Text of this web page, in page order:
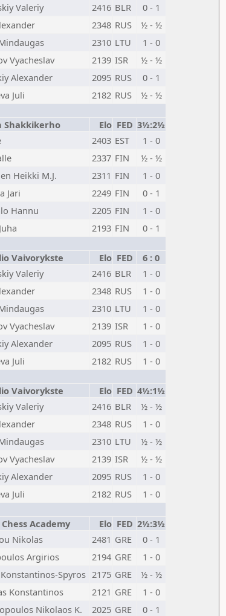
Valeriy 2416 BLR
0 - 1
2348 RUS
½ - ½
2310 LTU
1 - 0
Vyacheslav 2139 ISR
½ - ½
Alexander 2095 RUS
0 - 1
Juli 2182 RUS
½ - ½
Shakkikerho Elo FED 3½:2½
2403 EST
1 - 0
2337 FIN
½ - ½
Heikki M.J. 2311 FIN
1 - 0
Jari 2249 FIN
0 - 1
Hannu 2205 FIN
1 - 0
2193 FIN
0 - 1
Vaivorykste Elo FED
6 : 0
Valeriy 2416 BLR
1 - 0
2348 RUS
1 - 0
2310 LTU
1 - 0
Vyacheslav 2139 ISR
1 - 0
Alexander 2095 RUS
1 - 0
Juli 2182 RUS
1 - 0
Vaivorykste Elo FED 4½:1½
Valeriy 2416 BLR
½ - ½
2348 RUS
1 - 0
2310 LTU
½ - ½
Vyacheslav 2139 ISR
½ - ½
Alexander 2095 RUS
1 - 0
Juli 2182 RUS
1 - 0
Academy Elo FED 2½:3½
Nikolas 2481 GRE
0 - 1
Argirios 2194 GRE
1 - 0
Spyros 2175 GRE
½ - ½
Konstantinos 2121 GRE
1 - 0
Nikolaos K. 2025 GRE 0 - 1